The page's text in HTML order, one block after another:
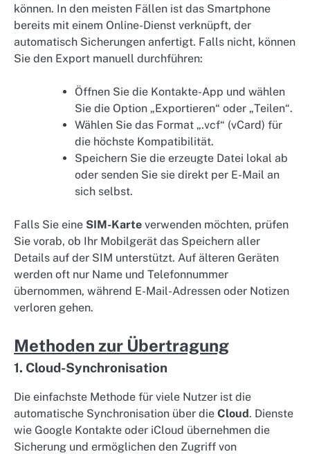
können. In den meisten Fällen ist das Smartphone
bereits mit einem Online-Dienst verknüpft, der
automatisch Sicherungen anfertigt. Falls nicht, können
Sie den Export manuell durchführen:
Öffnen Sie die Kontakte-App und wählen
Sie die Option „Exportieren“ oder „Teilen“.
Wählen Sie das Format „.vcf“ (vCard) für
die höchste Kompatibilität.
Speichern Sie die erzeugte Datei lokal ab
oder senden Sie sie direkt per E-Mail an
sich selbst.
Falls Sie eine SIM-Karte verwenden möchten, prüfen
Sie vorab, ob Ihr Mobilgerät das Speichern aller
Details auf der SIM unterstützt. Auf älteren Geräten
werden oft nur Name und Telefonnummer
übernommen, während E-Mail-Adressen oder Notizen
verloren gehen.
Methoden zur Übertragung
1. Cloud-Synchronisation
Die einfachste Methode für viele Nutzer ist die
automatische Synchronisation über die Cloud. Dienste
wie Google Kontakte oder iCloud übernehmen die
Sicherung und ermöglichen den Zugriff von